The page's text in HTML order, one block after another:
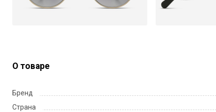
О товаре
Бренд
Страна